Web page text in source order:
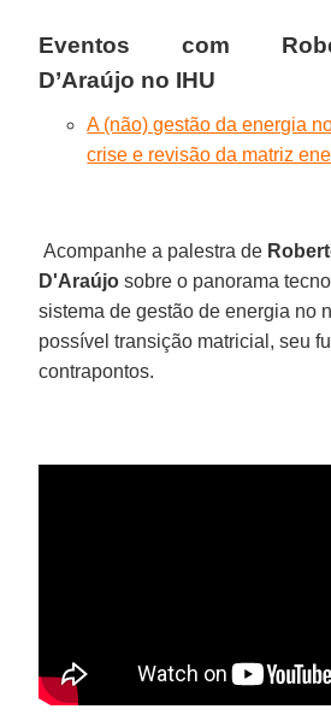
Eventos com
D’Araújo no IHU
A (não) gestão da energia
crise e revisão da matriz
Acompanhe a palestra de
D'Araújo sobre o panorama
sistema de gestão de energia no
possível transição matricial, seu
contrapontos.